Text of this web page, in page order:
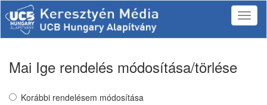
Mai Ige rendelés módosítása/törlése
Korábbi rendelésem módosítása